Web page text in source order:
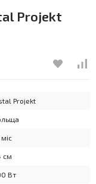
Projekt
Projekt
міс
см
Вт